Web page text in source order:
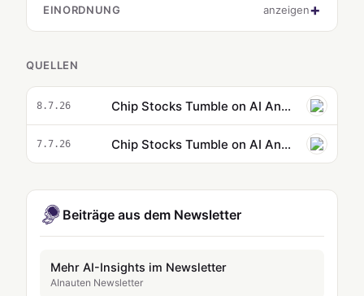
EINORDNUNG anzeigen
QUELLEN
8.7.26 Chip Stocks Tumble on AI Anxiety | The Close 7/7/2026
7.7.26 Chip Stocks Tumble on AI Anxiety as Oil Climbs
Beiträge aus dem Newsletter
Mehr AI-Insights im Newsletter
AInauten Newsletter